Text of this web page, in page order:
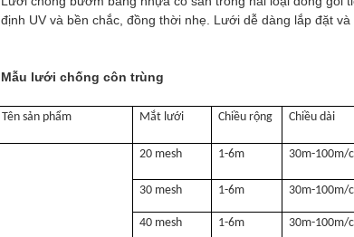
định UV và bền chắc, đồng thời nhẹ. Lưới dễ dàng lắp đặt
Mẫu lưới chống côn trùng
Tên sản phẩm Mắt lưới Chiều rộng Chiều dài
20 mesh 1-6m 30m-100m/
30 mesh 1-6m 30m-100m/
40 mesh 1-6m 30m-100m/